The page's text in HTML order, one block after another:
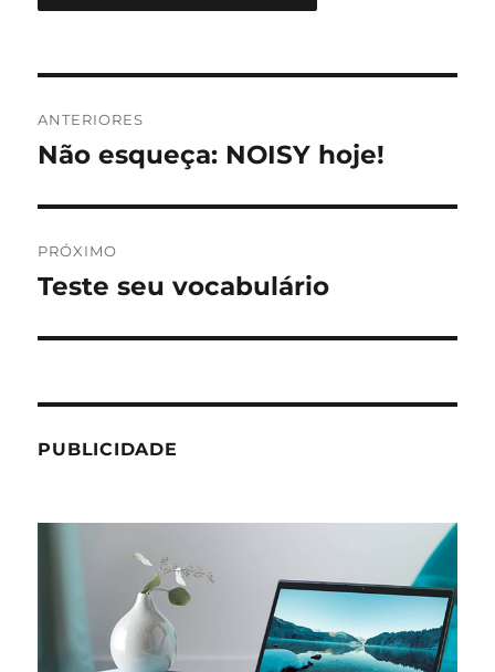
de
ANTERIORES
Post
Não esqueça: NOISY hoje!
PRÓXIMO
Próximo
Teste seu vocabulário
PUBLICIDADE